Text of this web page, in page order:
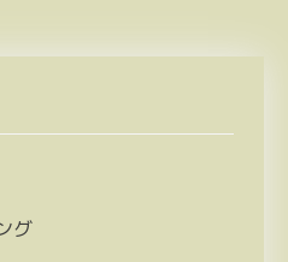
グ